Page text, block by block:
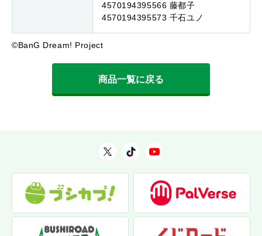
4570194395566 藤都子
4570194395573 千石ユノ
©BanG Dream! Project
商品一覧に戻る